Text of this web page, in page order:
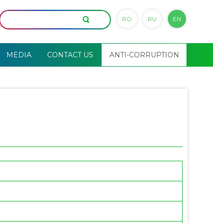
RO RU EN
MEDIA CONTACT US ANTI-CORRUPTION